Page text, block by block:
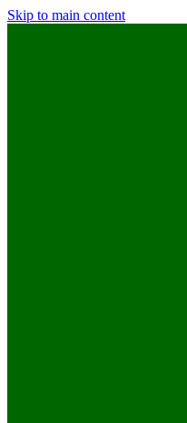
Skip to main content